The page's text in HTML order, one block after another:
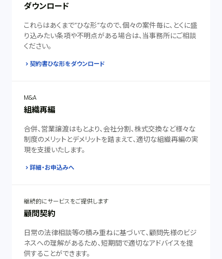
ダウンロード
これらはあくまで”ひな形”なので、個々の案件毎に、とくに盛
り込みたい条項や不明点がある場合は、当事務所にご相談
ください。
契約書ひな形をダウンロード
M&A
組織再編
合併、営業譲渡はもとより、会社分割、株式交換など様々な
制度のメリットとデメリットを踏まえて、適切な組織再編の実
現を支援いたします。
詳細・お申込みへ
継続的にサービスをご提供します
顧問契約
日常の法律相談等の積み重ねに基づいて、顧問先様のビジ
ネスへの理解があるため、短期間で適切なアドバイスを提
供することができます。